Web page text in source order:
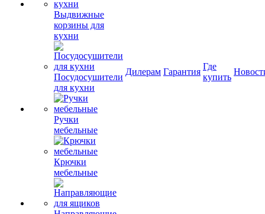
Выдвижные
корзины для
кухни
Посудосушители
для кухни
Ручки
мебельные
Крючки
мебельные
Дилерам Гарантия
Где
купить